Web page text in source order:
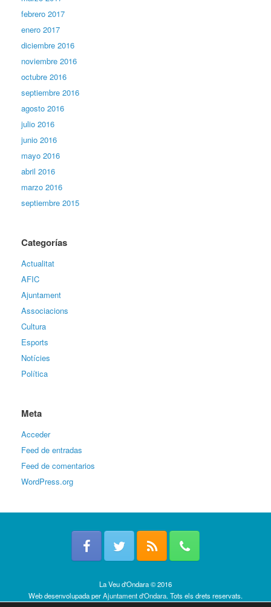
febrero 2017
enero 2017
diciembre 2016
noviembre 2016
octubre 2016
septiembre 2016
agosto 2016
julio 2016
junio 2016
mayo 2016
abril 2016
marzo 2016
septiembre 2015
Categorías
Actualitat
AFIC
Ajuntament
Associacions
Cultura
Esports
Notícies
Política
Meta
Acceder
Feed de entradas
Feed de comentarios
WordPress.org
La Veu d'Ondara © 2016
Web desenvolupada perAjuntament d'Ondara. Tots els drets reservats.